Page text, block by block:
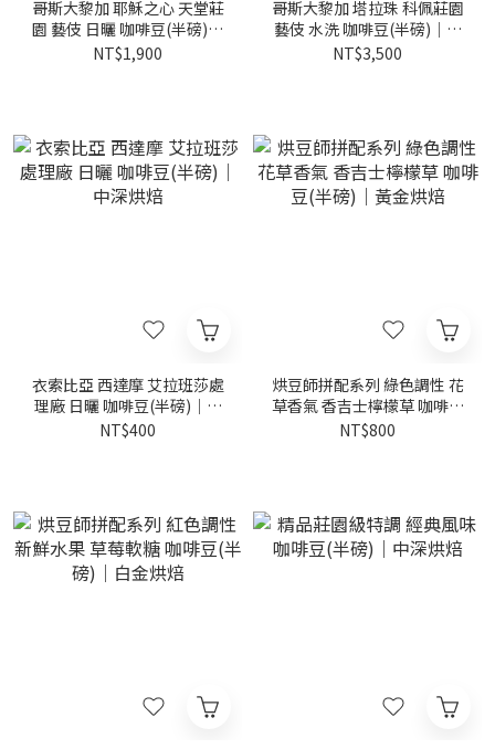
哥斯大黎加 耶穌之心 天堂莊
園 藝伎 日曬 咖啡豆(半磅)｜
黃金烘焙
NT$1,900
哥斯大黎加 塔拉珠 科佩莊園
藝伎 水洗 咖啡豆(半磅)｜黃
金烘焙
NT$3,500
衣索比亞 西達摩 艾拉班莎處
理廠 日曬 咖啡豆(半磅)｜中
深烘焙
NT$400
烘豆師拼配系列 綠色調性 花
草香氣 香吉士檸檬草 咖啡豆
(半磅)｜黃金烘焙
NT$800